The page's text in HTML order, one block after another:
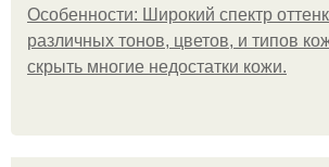
Особенности: Широкий спектр
различных тонов, цветов, и типов
скрыть многие недостатки кожи.